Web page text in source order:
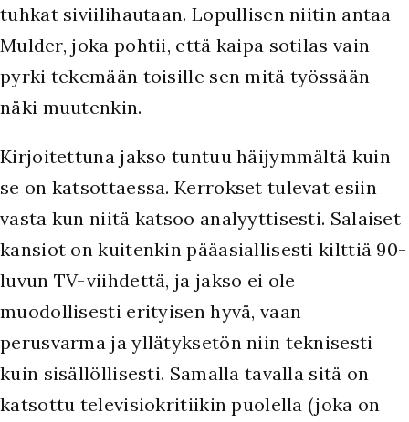
tuhkat siviilihautaan. Lopullisen niitin antaa
Mulder, joka pohtii, että kaipa sotilas vain
pyrki tekemään toisille sen mitä työssään
näki muutenkin.
Kirjoitettuna jakso tuntuu häijymmältä kuin
se on katsottaessa. Kerrokset tulevat esiin
vasta kun niitä katsoo analyyttisesti. Salaiset
kansiot on kuitenkin pääasiallisesti kilttiä 90-
luvun TV-viihdettä, ja jakso ei ole
muodollisesti erityisen hyvä, vaan
perusvarma ja yllätyksetön niin teknisesti
kuin sisällöllisesti. Samalla tavalla sitä on
katsottu televisiokritiikin puolella (joka on